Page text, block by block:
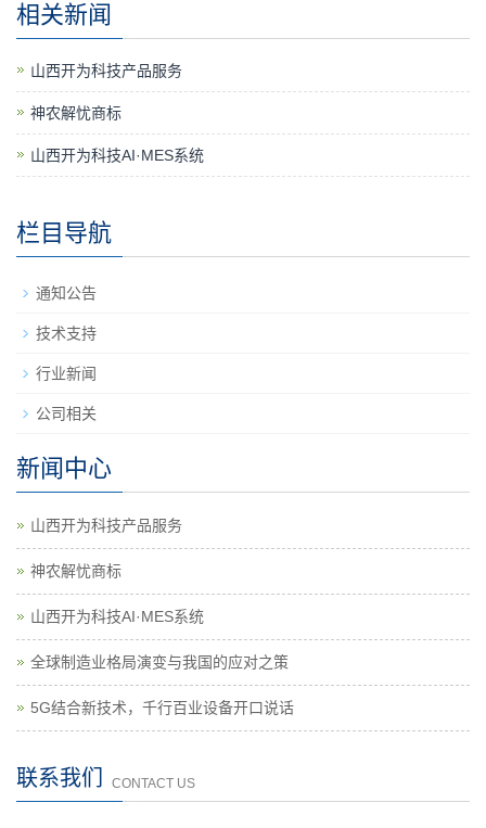
相关新闻
山西开为科技产品服务
神农解忧商标
山西开为科技AI·MES系统
栏目导航
通知公告
技术支持
行业新闻
公司相关
新闻中心
山西开为科技产品服务
神农解忧商标
山西开为科技AI·MES系统
全球制造业格局演变与我国的应对之策
5G结合新技术，千行百业设备开口说话
联系我们 CONTACT US